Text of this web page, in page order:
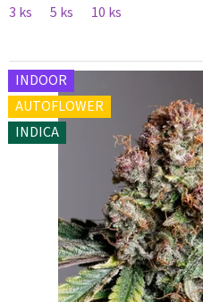
3 ks
5 ks 10 ks
INDOOR
AUTOFLOWER
INDICA